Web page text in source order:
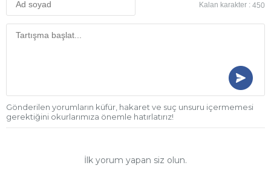
Kalan karakter : 450
Gönderilen yorumların küfür, hakaret ve suç unsuru içermemesi
gerektiğini okurlarımıza önemle hatırlatırız!
İlk yorum yapan siz olun.